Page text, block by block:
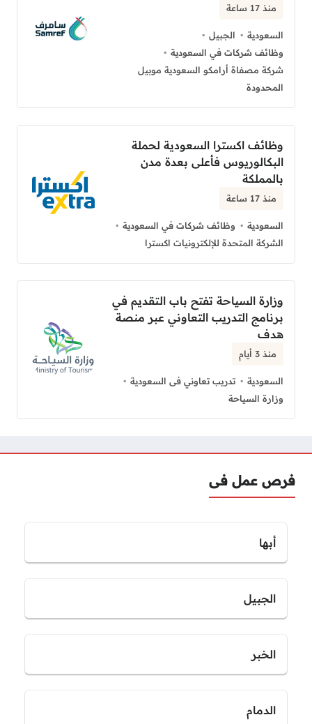
منذ 17 ساعة
السعودية
الجبيل
وظائف شركات في السعودية
شركة مصفاة أرامكو السعودية موبيل
المحدودة
وظائف اكسترا السعودية لحملة
البكالوريوس فأعلى بعدة مدن
بالمملكة
منذ 17 ساعة
السعودية
وظائف شركات في السعودية
الشركة المتحدة للإلكترونيات اكسترا
وزارة السياحة تفتح باب التقديم في
برنامج التدريب التعاوني عبر منصة
هدف
منذ 3 أيام
السعودية
تدريب تعاوني فى السعودية
وزارة السياحة
فرص عمل فى
أبها
الجبيل
الخبر
الدمام